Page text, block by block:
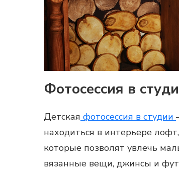
Фотосессия в
Детская фотосессия в студии
находиться в интерьере
которые позволят увлечь
вязанные вещи, джинсы и